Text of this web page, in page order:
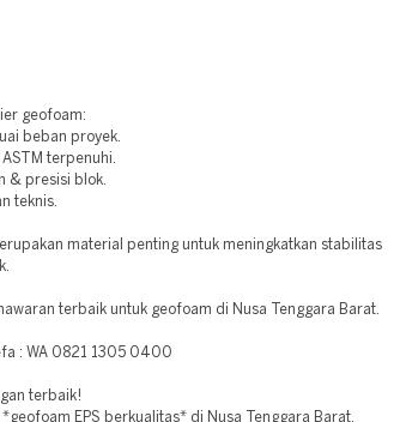
geofoam:
beban proyek.
terpenuhi.
& presisi blok.
teknis.
material penting untuk meningkatkan stabilitas
terbaik untuk geofoam di Nusa Tenggara Barat.
: WA 0821 1305 0400
terbaik!
EPS berkualitas* di Nusa Tenggara Barat.